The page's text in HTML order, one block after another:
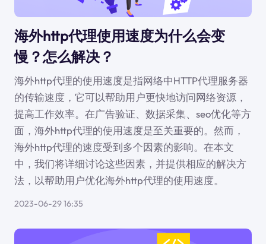
海外http代理使用速度为什么会变
慢？怎么解决？
海外http代理的使用速度是指网络中HTTP代理服务器
的传输速度，它可以帮助用户更快地访问网络资源，
提高工作效率。在广告验证、数据采集、seo优化等方
面，海外http代理的使用速度是至关重要的。然而，
海外http代理的速度受到多个因素的影响。在本文
中，我们将详细讨论这些因素，并提供相应的解决方
法，以帮助用户优化海外http代理的使用速度。
2023-06-29 16:35